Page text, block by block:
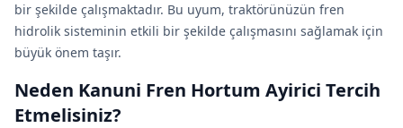
bir şekilde çalışmaktadır. Bu uyum, traktörünüzün fren
hidrolik sisteminin etkili bir şekilde çalışmasını sağlamak için
büyük önem taşır.
Neden Kanuni Fren Hortum Ayirici Tercih
Etmelisiniz?